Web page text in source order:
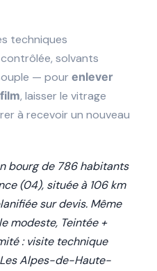
techniques
solvants
— pourenlever
, laisser le vitrage
à recevoir un nouveau
bourg de 786 habitants
(04), située à 106 km
sur devis. Même
modeste, Teintée +
: visite technique
Alpes-de-Haute-